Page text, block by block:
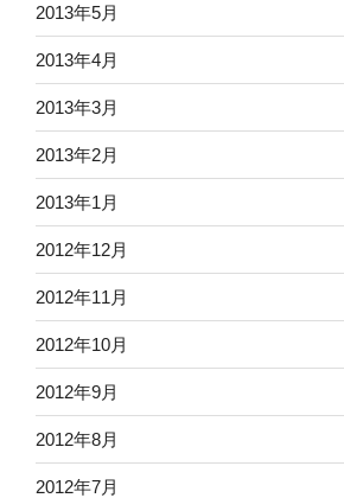
2013年5月
2013年4月
2013年3月
2013年2月
2013年1月
2012年12月
2012年11月
2012年10月
2012年9月
2012年8月
2012年7月